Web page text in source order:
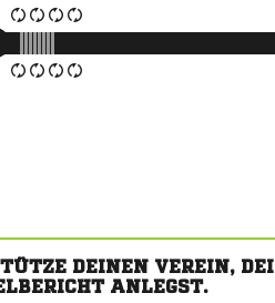
DEINEN VEREIN,
ANLEGST.